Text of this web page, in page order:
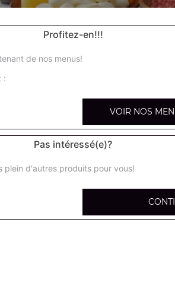
portion de pâtes
Profitez-en!!!
de nos menus!
:
VOIR NOS
Pas intéressé(e)?
plein d'autres produits pour vous!